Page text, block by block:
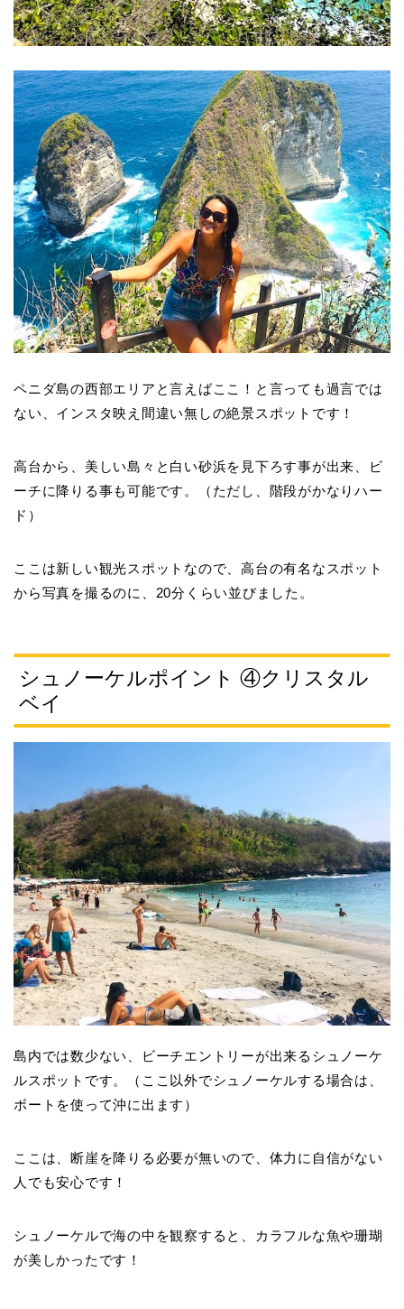
ペニダ島の西部エリアと言えばここ！と言っても過言では
ない、インスタ映え間違い無しの絶景スポットです！
高台から、美しい島々と白い砂浜を見下ろす事が出来、ビ
ーチに降りる事も可能です。（ただし、階段がかなりハー
ド）
ここは新しい観光スポットなので、高台の有名なスポット
から写真を撮るのに、20分くらい並びました。
シュノーケルポイント ④クリスタル
ベイ
島内では数少ない、ビーチエントリーが出来るシュノーケ
ルスポットです。（ここ以外でシュノーケルする場合は、
ボートを使って沖に出ます）
ここは、断崖を降りる必要が無いので、体力に自信がない
人でも安心です！
シュノーケルで海の中を観察すると、カラフルな魚や珊瑚
が美しかったです！